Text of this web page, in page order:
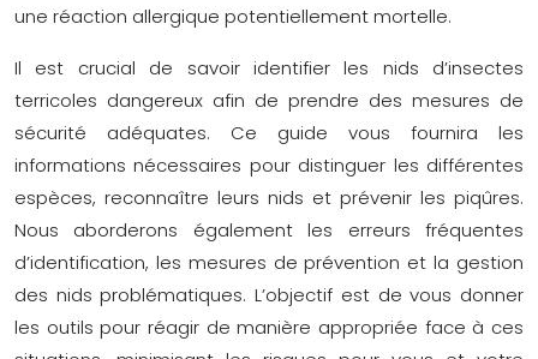
une réaction allergique potentiellement mortelle.
Il est crucial de savoir identifier les nids d’insectes
terricoles dangereux afin de prendre des mesures de
sécurité adéquates. Ce guide vous fournira les
informations nécessaires pour distinguer les différentes
espèces, reconnaître leurs nids et prévenir les piqûres.
Nous aborderons également les erreurs fréquentes
d’identification, les mesures de prévention et la gestion
des nids problématiques. L’objectif est de vous donner
les outils pour réagir de manière appropriée face à ces